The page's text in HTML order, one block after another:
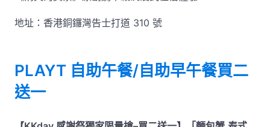
地址：香港銅鑼灣告士打道 310 號
PLAYT 自助午餐/自助早午餐買二
送一